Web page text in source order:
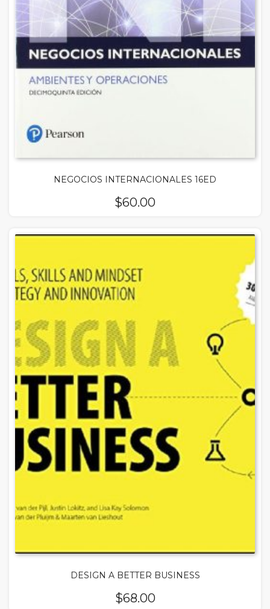
NEGOCIOS INTERNACIONALES 16ED
$60.00
DESIGN A BETTER BUSINESS
$68.00